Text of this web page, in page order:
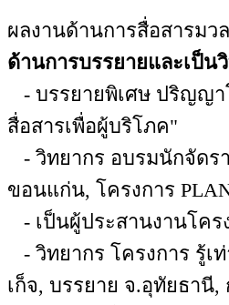
ผลงานด้านการสื่อสารมว
ด้านการบรรยายและเป็น
- บรรยายพิเศษ ปริญญ
สื่อสารเพื่อผู้บริโภค"
- วิทยากร อบรมนักจัดร
ขอนแก่น, โครงการ
- เป็นผู้ประสานงานโคร
- วิทยากร โครงการ รู้เ
เก็จ, บรรยาย จ.อุทัยธานี,